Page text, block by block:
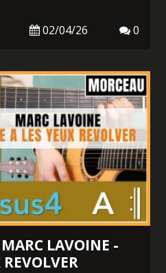
02/04/26 0
LAVOINE -
REVOLVER